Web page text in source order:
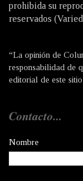
prohibida su
reservados
“La opinión de
responsabilidad de
editorial de este
Contacto...
Nombre